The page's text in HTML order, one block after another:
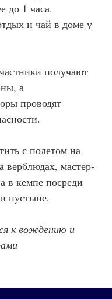
до 1 часа.
и чай в доме у
получают
а
проводят
с полетом на
верблюдах, мастер-
в кемпе посреди
пустыне.
к вождению и